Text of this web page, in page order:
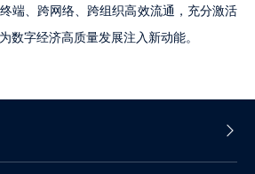
端、跨网络、跨组织高效流通，充分激活
数字经济高质量发展注入新动能。